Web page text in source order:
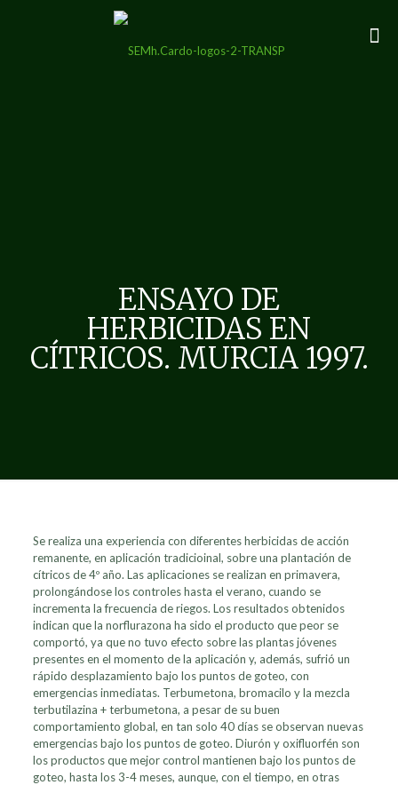
ENSAYO DE
HERBICIDAS EN
CÍTRICOS. MURCIA 1997.
Se realiza una experiencia con diferentes herbicidas de acción
remanente, en aplicación tradicioinal, sobre una plantación de
cítricos de 4º año. Las aplicaciones se realizan en primavera,
prolongándose los controles hasta el verano, cuando se
incrementa la frecuencia de riegos. Los resultados obtenidos
indican que la norflurazona ha sido el producto que peor se
comportó, ya que no tuvo efecto sobre las plantas jóvenes
presentes en el momento de la aplicación y, además, sufrió un
rápido desplazamiento bajo los puntos de goteo, con
emergencias inmediatas. Terbumetona, bromacilo y la mezcla
terbutilazina + terbumetona, a pesar de su buen
comportamiento global, en tan solo 40 días se observan nuevas
emergencias bajo los puntos de goteo. Diurón y oxifluorfén son
los productos que mejor control mantienen bajo los puntos de
goteo, hasta los 3-4 meses, aunque, con el tiempo, en otras